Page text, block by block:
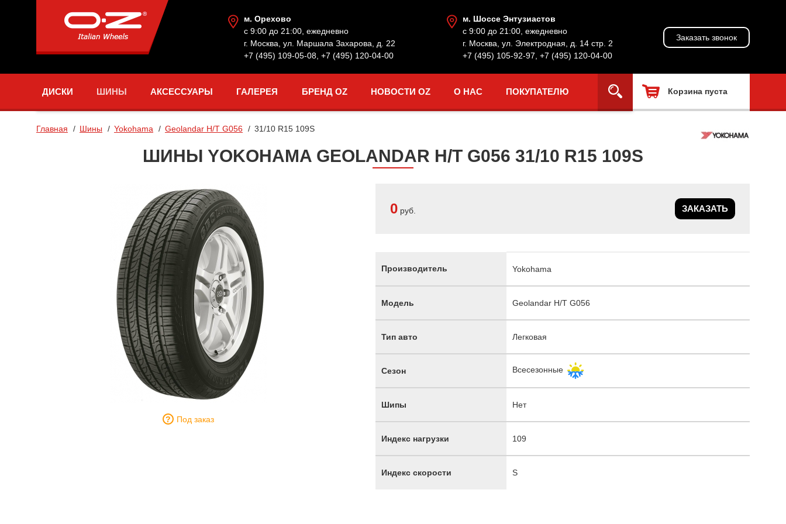
м. Орехово
с 9:00 до 21:00, ежедневно
г. Москва, ул. Маршала Захарова, д. 22
+7 (495) 109-05-08 +7 (495) 120-04-00
м. Шоссе Энтузиастов
с 9:00 до 21:00, ежедневно
г. Москва, ул. Электродная, д. 14 стр. 2
+7 (495) 105-92-97 +7 (495) 120-04-00
Заказать звонок
ДИСКИ ШИНЫ АКСЕССУАРЫ ГАЛЕРЕЯ БРЕНД OZ НОВОСТИ OZ О НАС ПОКУПАТЕЛЮ Корзина пуста
Главная Шины Yokohama Geolandar H/T G056 31/10 R15 109S
ШИНЫ YOKOHAMA GEOLANDAR H/T G056 31/10 R15 109S
Под заказ
0 руб. ЗАКАЗАТЬ
Производитель Yokohama
Модель Geolandar H/T G056
Тип авто Легковая
Сезон Всесезонные
Шипы Нет
Индекс нагрузки 109
Индекс скорости S